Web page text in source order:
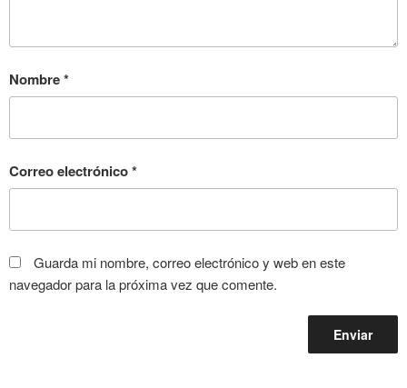
Nombre*
Correo electrónico*
Guarda mi nombre, correo electrónico y web en este
navegador para la próxima vez que comente.